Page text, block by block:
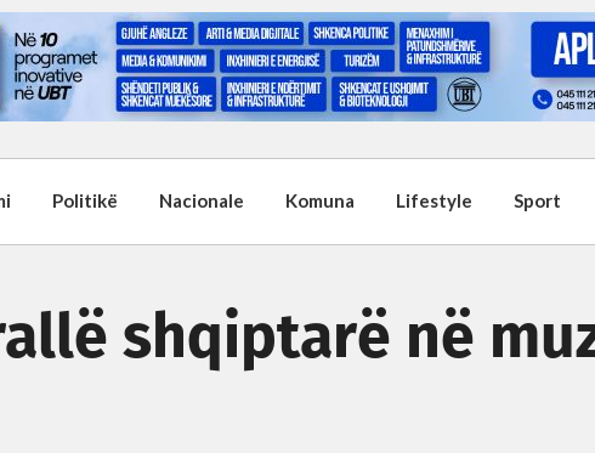
Politikë Nacionale Komuna Lifestyle Sport
shqiptarë në